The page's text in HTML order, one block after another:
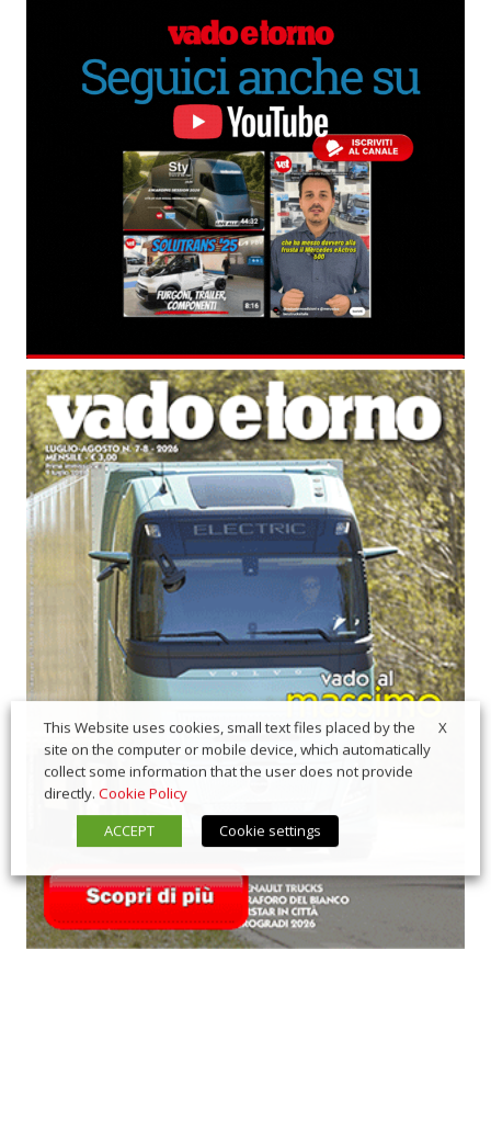
X
This Website uses cookies, small text files placed by the
site on the computer or mobile device, which automatically
collect some information that the user does not provide
directly. Cookie Policy
ACCEPT
Cookie settings